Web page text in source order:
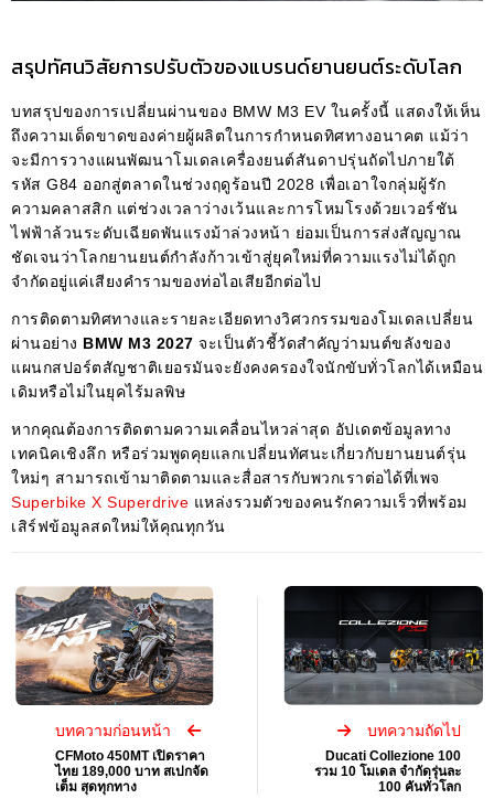
สรุปทัศนวิสัยการปรับตัวของแบรนด์ยานยนต์ระดับโลก
บทสรุปของการเปลี่ยนผ่านของ BMW M3 EV ในครั้งนี้ แสดงให้เห็น
ถึงความเด็ดขาดของค่ายผู้ผลิตในการกำหนดทิศทางอนาคต แม้ว่า
จะมีการวางแผนพัฒนาโมเดลเครื่องยนต์สันดาปรุ่นถัดไปภายใต้
รหัส G84 ออกสู่ตลาดในช่วงฤดูร้อนปี 2028 เพื่อเอาใจกลุ่มผู้รัก
ความคลาสสิก แต่ช่วงเวลาว่างเว้นและการโหมโรงด้วยเวอร์ชัน
ไฟฟ้าล้วนระดับเฉียดพันแรงม้าล่วงหน้า ย่อมเป็นการส่งสัญญาณ
ชัดเจนว่าโลกยานยนต์กำลังก้าวเข้าสู่ยุคใหม่ที่ความแรงไม่ได้ถูก
จำกัดอยู่แค่เสียงคำรามของท่อไอเสียอีกต่อไป
การติดตามทิศทางและรายละเอียดทางวิศวกรรมของโมเดลเปลี่ยน
ผ่านอย่าง BMW M3 2027 จะเป็นตัวชี้วัดสำคัญว่ามนต์ขลังของ
แผนกสปอร์ตสัญชาติเยอรมันจะยังคงครองใจนักขับทั่วโลกได้เหมือน
เดิมหรือไม่ในยุคไร้มลพิษ
หากคุณต้องการติดตามความเคลื่อนไหวล่าสุด อัปเดตข้อมูลทาง
เทคนิคเชิงลึก หรือร่วมพูดคุยแลกเปลี่ยนทัศนะเกี่ยวกับยานยนต์รุ่น
ใหม่ๆ สามารถเข้ามาติดตามและสื่อสารกับพวกเราต่อได้ที่เพจ
Superbike X Superdrive แหล่งรวมตัวของคนรักความเร็วที่พร้อม
เสิร์ฟข้อมูลสดใหม่ให้คุณทุกวัน
บทความก่อนหน้า
CFMoto 450MT เปิดราคา
ไทย 189,000 บาท สเปกจัด
เต็ม สุดทุกทาง
บทความถัดไป
Ducati Collezione 100
รวม 10 โมเดล จำกัดรุ่นละ
100 คันทั่วโลก